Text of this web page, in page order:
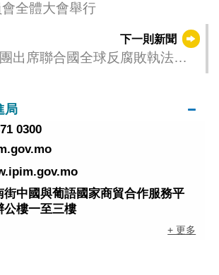
全體大會舉行
下一則新聞
出席聯合國全球反腐敗執法合
局
0300
街中國與葡語國家商貿合作服務平
公樓一至三樓
+ 更多